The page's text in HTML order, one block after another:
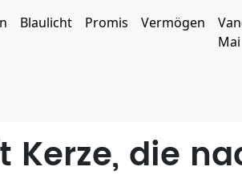
Blaulicht Promis Vermögen
Mai
Kerze, die